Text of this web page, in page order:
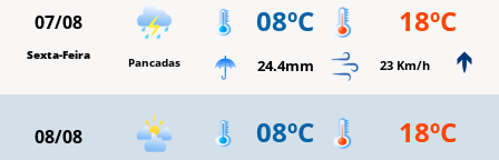
07/08
Sexta-Feira Pancadas
08ºC 18ºC
24.4mm 23 Km/h
08/08 08ºC 18ºC